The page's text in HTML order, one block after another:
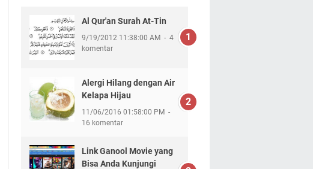
Al Qur'an Surah At-Tin
9/19/2012 11:38:00 AM
4
komentar
Alergi Hilang dengan Air
Kelapa Hijau
11/06/2016 01:58:00 PM
16 komentar
Link Ganool Movie yang
Bisa Anda Kunjungi